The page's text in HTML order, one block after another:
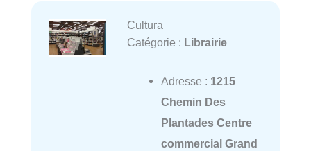
Cultura
Catégorie : Librairie
Adresse : 1215
Chemin Des
Plantades Centre
commercial Grand